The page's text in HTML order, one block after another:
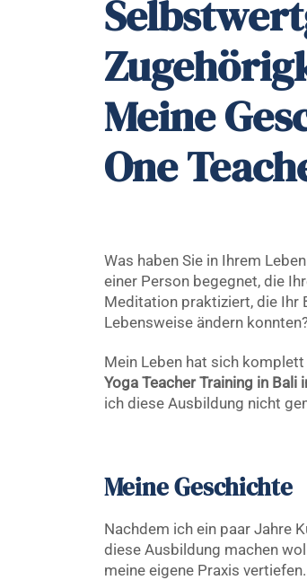
Meine
One
Was haben Sie in Ihrem
einer Person begegnet, die
Meditation praktiziert, die Ihr
Lebensweise ändern
Mein Leben hat sich
Yoga Teacher Training in Bali
ich diese Ausbildung nicht
Meine Geschichte
Nachdem ich ein paar Jahre
diese Ausbildung machen
meine eigene Praxis